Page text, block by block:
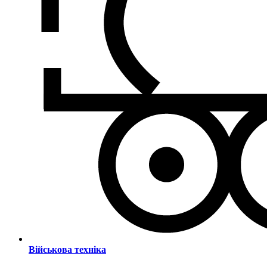
Військова техніка